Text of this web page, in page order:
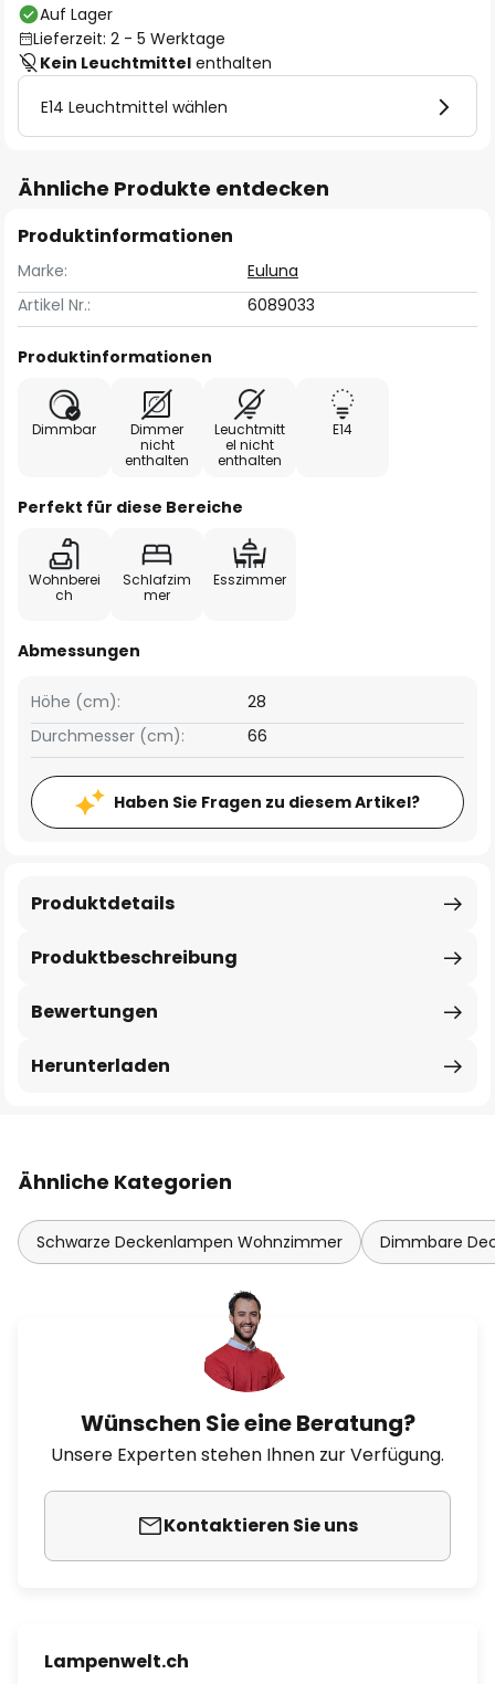
Auf Lager
Lieferzeit: 2 - 5 Werktage
Kein Leuchtmittel enthalten
E14 Leuchtmittel wählen
Ähnliche Produkte entdecken
Produktinformationen
Marke:
Euluna
Artikel Nr.:
6089033
Produktinformationen
Dimmbar
Dimmer
nicht
enthalten
Leuchtmitt
el nicht
enthalten
E14
Perfekt für diese Bereiche
Wohnberei
ch
Schlafzim
mer
Esszimmer
Abmessungen
Höhe (cm):
28
Durchmesser (cm):
66
Haben Sie Fragen zu diesem Artikel?
Produktbeschreibung
Produktdetails
Bewertungen
Herunterladen
Ähnliche Kategorien
Schwarze Deckenlampen Wohnzimmer Dimmbare
Wünschen Sie eine Beratung?
Unsere Experten stehen Ihnen zur Verfügung.
Kontaktieren Sie uns
Lampenwelt.ch